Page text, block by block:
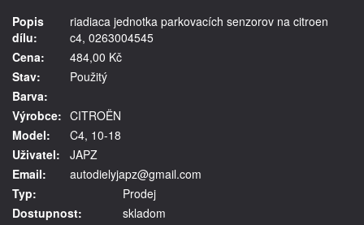
Popis
dílu:
riadiaca jednotka parkovacích senzorov na citroen
c4, 0263004545
Cena:
484,00 Kč
Stav:
Použitý
Barva:
Výrobce: CITROËN
Model:
C4, 10-18
Uživatel:
JAPZ
Email:
autodielyjapz@gmail.com
Typ:
Prodej
Dostupnost:
skladom